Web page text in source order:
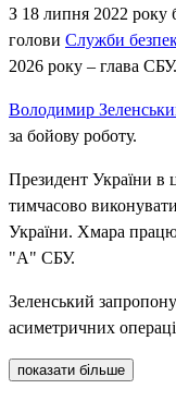
З 18 липня 2022 року
голови Служби
2026 року – глава СБУ.
Володимир
за бойову роботу.
Президент України в
тимчасово
України. Хмара
"А" СБУ.
Зеленський
асиметричних
показати більше